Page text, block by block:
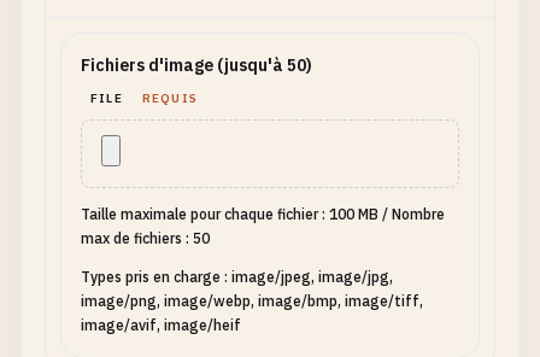
Fichiers d'image (jusqu'à 50)
FILE REQUIS
Taille maximale pour chaque fichier : 100 MB / Nombre
max de fichiers : 50
Types pris en charge : image/jpeg, image/jpg,
image/png, image/webp, image/bmp, image/tiff,
image/avif, image/heif